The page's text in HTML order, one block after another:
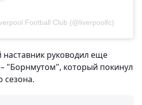
Football Club (@liverpoolfc)
наставник руководил еще
"Борнмутом", который покинул
сезона.